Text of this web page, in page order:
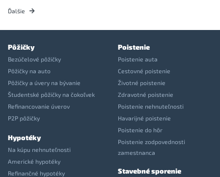
Ďalšie
Pôžičky
Bezúčelové pôžičky
Pôžičky na auto
Pôžičky a úvery na bývanie
Študentské pôžičky na čokoľvek
Refinancovanie úverov
P2P pôžičky
Hypotéky
Na kúpu nehnuteľnosti
Americké hypotéky
Refinančné hypotéky
Poistenie
Poistenie auta
Cestovné poistenie
Životné poistenie
Zdravotné poistenie
Poistenie nehnuteľnosti
Havarijné poistenie
Poistenie do hôr
Poistenie zodpovednosti
zamestnanca
Stavebné sporenie